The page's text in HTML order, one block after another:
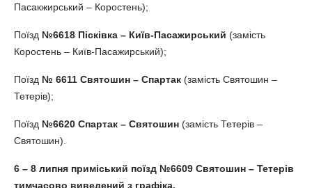
Пасакжирський – Коростень);
Поїзд №6618 Пісківка – Київ-Пасажирський (замість
Коростень – Київ-Пасажирський);
Поїзд № 6611 Святошин – Спартак (замість Святошин –
Тетерів);
Поїзд №6620 Спартак – Святошин (замість Тетерів –
Святошин).
6 – 8 липня приміський поїзд №6609 Святошин – Тетерів
тимчасово виведений з графіка.